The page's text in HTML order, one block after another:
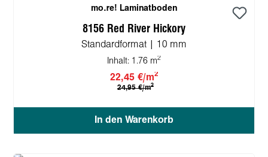
mo.re! Laminatboden
8156 Red River Hickory
Standardformat | 10 mm
Inhalt: 1.76 m2
22,45 €/m2
24,95 €/m2
In den Warenkorb